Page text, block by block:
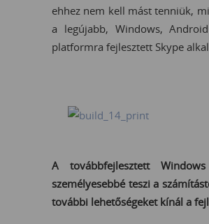
ehhez nem kell mást tenniük,
a legújabb, Windows,
platformra fejlesztett Skype
A továbbfejlesztett
személyesebbé teszi a
további lehetőségeket kínál a